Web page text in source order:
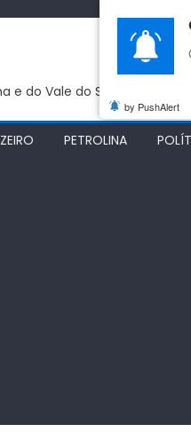
e do Vale do São Francisco
PETROLINA
by PushAlert